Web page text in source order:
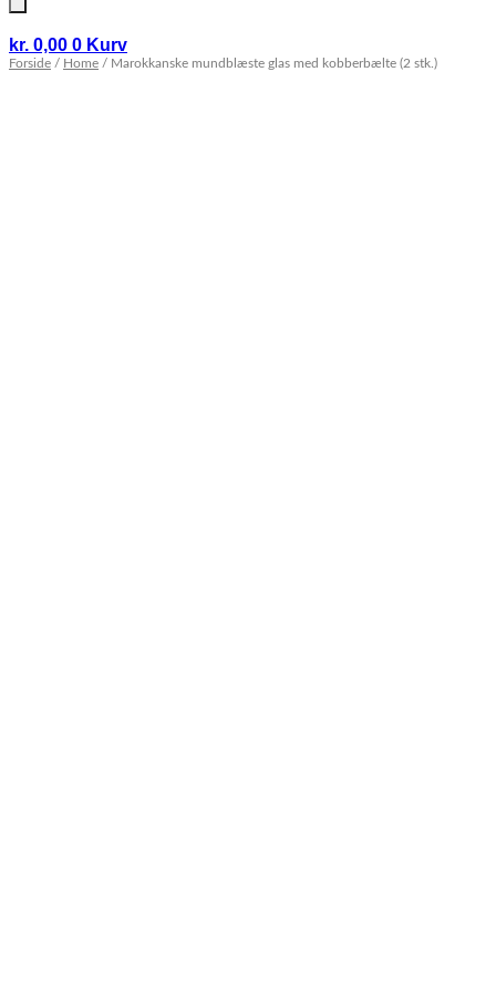
kr. 0,00 0 Kurv
Forside / Home / Marokkanske mundblæste glas med kobberbælte (2 stk.)